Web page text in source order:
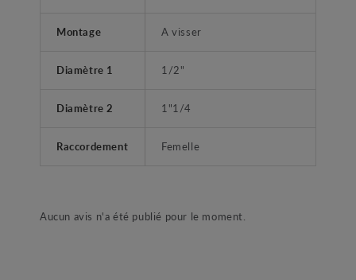
Montage A visser
Diamètre 1 1/2"
Diamètre 2 1"1/4
Raccordement Femelle
Aucun avis n'a été publié pour le moment.